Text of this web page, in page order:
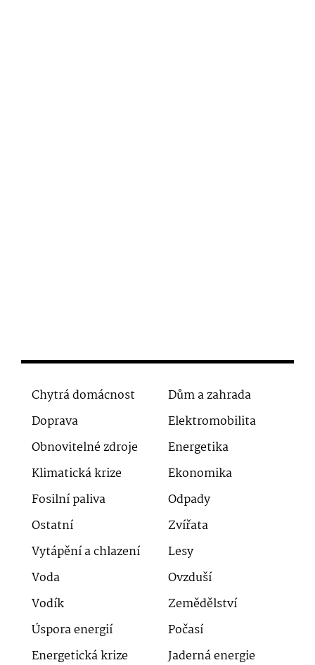
Chytrá domácnost
Dům a zahrada
Doprava
Elektromobilita
Obnovitelné zdroje
Energetika
Klimatická krize
Ekonomika
Fosilní paliva
Odpady
Ostatní
Zvířata
Vytápění a chlazení
Lesy
Voda
Ovzduší
Vodík
Zemědělství
Úspora energií
Počasí
Energetická krize
Jaderná energie